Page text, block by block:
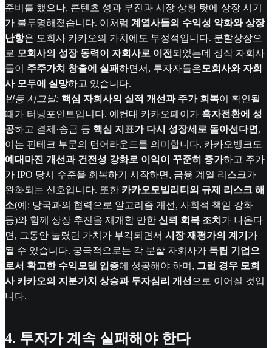
준비를 했으나, 콘텐츠 성과 부진과 시장 상황 탓에 상장 시기
가 불투명해졌습니다. 이처럼 계열사들의 수익성 약화와 상장
난항은 모회사 카카오의 가치에도 부정적입니다. 분할상장으
로 모회사의 성장 동력이 자회사로 이전 되었는데 정작 자회사
들이 주주가치 창출에 실패하면서, 투자자들은모회사와 자회
사 모두에 실망하고 있습니다.
반등 시그널: 핵심 자회사의 실적 개선과 주가 회복이 확인될
때가 터닝포인트입니다. 예컨대 카카오페이가 흑자전환에 성
공하고 결제·송금 등 핵심 지표가 다시 성장세로 돌아선다면 ,
이는 핀테크 부문의 턴어라운드를 의미합니다. 카카오뱅크도
예대마진 개선과 건전성 강화로 이익이 꾸준히 증가하고 주가
가 IPO 당시 수준을 회복하기 시작하면, 금융 계열 리스크가
완화되는 신호입니다. 또한 카카오모빌리티의 규제 리스크 해
소(예: 당국과의 협력으로 알고리즘 개선, 사회적 책임 강화
등)와 함께 상장 추진을 재개할 만한 신뢰 회복 조치 가 나온다
면, 그동안 눌렸던 가치가 부각되면서 시장 재평가의 계기 가
될 수 있습니다. 궁극적으로는 각 분할 자회사가 독립 기업으
로서 확고한 수익모델 입증에 성공해야 하며, 그럴 경우 모회
사 카카오의 지분가치 상승과 투자심리 개선 으로 이어질 것입
니다.
4. 투자가 계속 실패해야 한다